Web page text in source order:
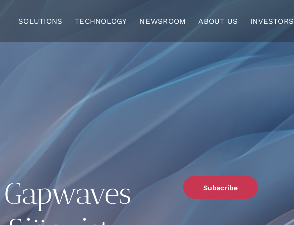
SOLUTIONS TECHNOLOGY NEWSROOM ABOUT US INVESTORS
Subscribe